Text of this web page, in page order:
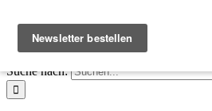
FacebookInstagramXE-Mail
+41 61 411 28 66|info@houseofsmoke.ch
Suche nach: